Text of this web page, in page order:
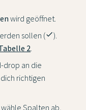
wird geöffnet.
sollen (done).
2.
drop an die
richtigen
Spalten ab,